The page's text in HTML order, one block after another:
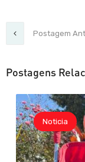
Postagem
Postagens
Noticia